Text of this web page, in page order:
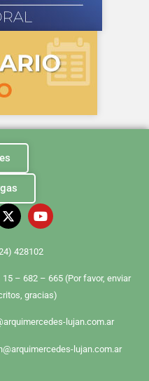
428102
– 682 – 665 (Por favor, enviar
gracias)
lujan.com.ar
lujan.com.ar